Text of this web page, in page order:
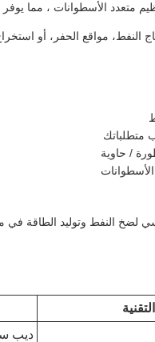
النفط، مواقع الحفر، أو
متطلباتك
/ حاوية
لضخ النفط وتوليد الطاقة في
ديب